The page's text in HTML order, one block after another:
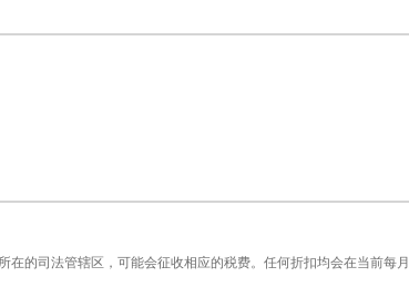
在的司法管辖区，可能会征收相应的税费。任何折扣均会在当前每月